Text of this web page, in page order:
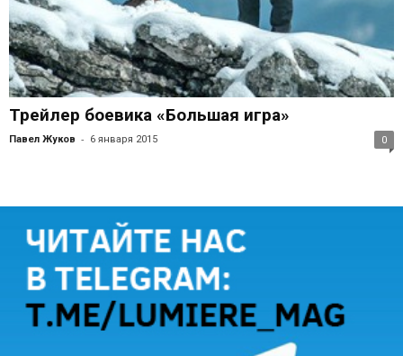
Трейлер боевика «Большая игра»
Павел Жуков - 6 января 2015 0